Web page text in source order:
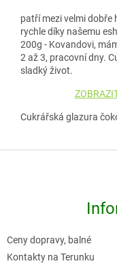
patří mezi velmi dobře
rychle díky našemu
200g - Kovandovi,
2 až 3, pracovní dny.
sladký život.
Cukrářská glazura
Ceny dopravy, balné
Kontakty na Terunku